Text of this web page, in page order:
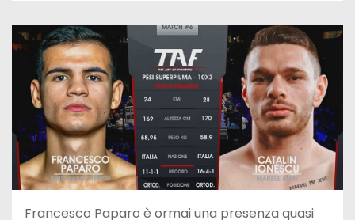
Francesco Paparo è ormai una presenza quasi